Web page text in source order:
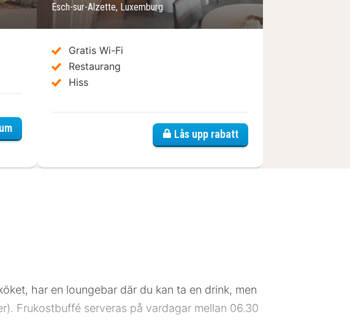
ibis Luxembourg Sud
Esch-sur-Alzette, Luxemburg
Gratis Wi-Fi
Restaurang
Hiss
Lås upp rabatt
har en loungebar där du kan ta en drink, men
Frukostbuffé serveras på vardagar mellan 06.30